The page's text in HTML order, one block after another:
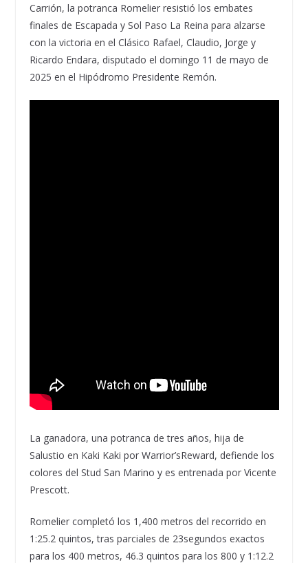
Carrión, la potranca Romelierresistió los embates
finales de Escapada y Sol Paso La Reina para alzarse
con la victoria en el Clásico Rafael, Claudio, Jorge y
Ricardo Endara, disputado el domingo 11 de mayo de
2025 en el Hipódromo Presidente Remón.
La ganadora, una potranca detres años, hija de
Salustio en Kaki Kaki por Warrior’sReward, defiende los
colores del Stud San Marino y es entrenada por Vicente
Prescott.
Romeliercompletó los 1,400 metros del recorrido en
1:25.2quintos, tras parciales de 23segundos exactos
para los 400 metros, 46.3 quintos para los 800 y 1:12.2